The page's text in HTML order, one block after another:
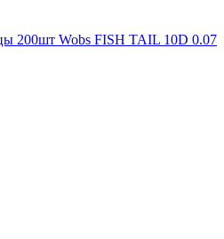
200шт Wobs FISH TAIL 10D 0.07